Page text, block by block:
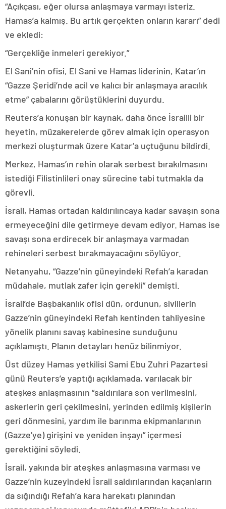
“Açıkçası, eğer olursa anlaşmaya varmayı isteriz.
Hamas’a kalmış. Bu artık gerçekten onların kararı” dedi
ve ekledi:
“Gerçekliğe inmeleri gerekiyor.”
El Sani’nin ofisi, El Sani ve Hamas liderinin, Katar’ın
“Gazze Şeridi’nde acil ve kalıcı bir anlaşmaya aracılık
etme” çabalarını görüştüklerini duyurdu.
Reuters’a konuşan bir kaynak, daha önce İsrailli bir
heyetin, müzakerelerde görev almak için operasyon
merkezi oluşturmak üzere Katar’a uçtuğunu bildirdi.
Merkez, Hamas’ın rehin olarak serbest bırakılmasını
istediği Filistinlileri onay sürecine tabi tutmakla da
görevli.
İsrail, Hamas ortadan kaldırılıncaya kadar savaşın sona
ermeyeceğini dile getirmeye devam ediyor. Hamas ise
savaşı sona erdirecek bir anlaşmaya varmadan
rehineleri serbest bırakmayacağını söylüyor.
Netanyahu, “Gazze’nin güneyindeki Refah’a karadan
müdahale, mutlak zafer için gerekli” demişti.
İsrail’de Başbakanlık ofisi dün, ordunun, sivillerin
Gazze’nin güneyindeki Refah kentinden tahliyesine
yönelik planını savaş kabinesine sunduğunu
açıklamıştı. Planın detayları henüz bilinmiyor.
Üst düzey Hamas yetkilisi Sami Ebu Zuhri Pazartesi
günü Reuters’e yaptığı açıklamada, varılacak bir
ateşkes anlaşmasının “saldırılara son verilmesini,
askerlerin geri çekilmesini, yerinden edilmiş kişilerin
geri dönmesini, yardım ile barınma ekipmanlarının
(Gazze’ye) girişini ve yeniden inşayı” içermesi
gerektiğini söyledi.
İsrail, yakında bir ateşkes anlaşmasına varması ve
Gazze’nin kuzeyindeki İsrail saldırılarından kaçanların
da sığındığı Refah’a kara harekatı planından